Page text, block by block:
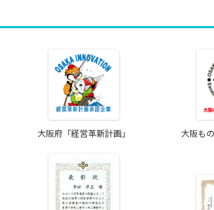
大阪府「経営革新計画」 大阪も